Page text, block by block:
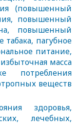
(повышенный
повышенный
повышенный
табака, пагубное
питание,
масса
потребления
веществ
здоровья,
лечебных,